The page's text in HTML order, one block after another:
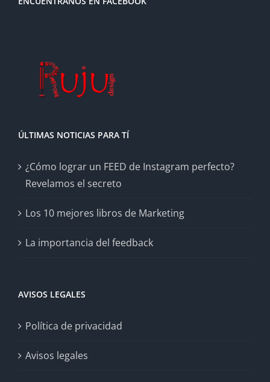
ÚLTIMAS NOTICIAS PARA TÍ
¿Cómo lograr un FEED de Instagram perfecto?
Revelamos el secreto
Los 10 mejores libros de Marketing
La importancia del feedback
AVISOS LEGALES
Política de privacidad
Avisos legales